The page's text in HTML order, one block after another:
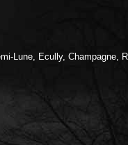
Lune, Ecully, Champagne,